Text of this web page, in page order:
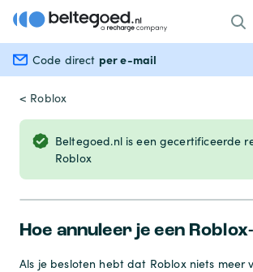
Code direct per e-mail
< Roblox
Beltegoed.nl is een gecertificeerde
Roblox
Hoe annuleer je een
Als je besloten hebt dat Roblox niets meer